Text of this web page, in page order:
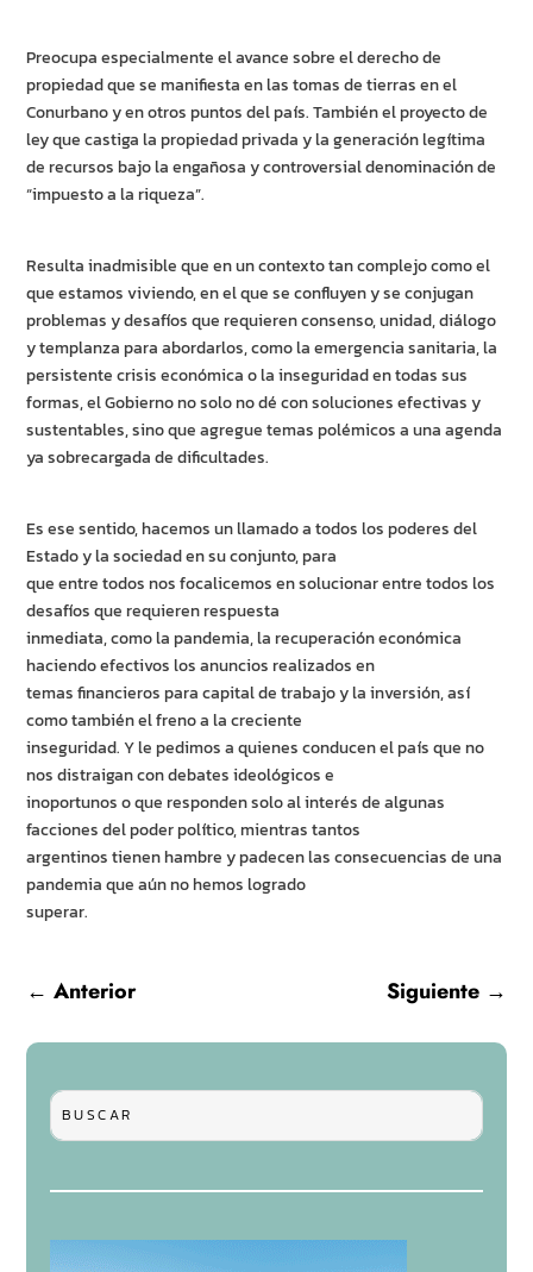
Preocupa especialmente el avance sobre el derecho de
propiedad que se manifiesta en las tomas de tierras en el
Conurbano y en otros puntos del país. También el proyecto de
ley que castiga la propiedad privada y la generación legítima
de recursos bajo la engañosa y controversial denominación de
“impuesto a la riqueza”.
Resulta inadmisible que en un contexto tan complejo como el
que estamos viviendo, en el que se confluyen y se conjugan
problemas y desafíos que requieren consenso, unidad, diálogo
y templanza para abordarlos, como la emergencia sanitaria, la
persistente crisis económica o la inseguridad en todas sus
formas, el Gobierno no solo no dé con soluciones efectivas y
sustentables, sino que agregue temas polémicos a una agenda
ya sobrecargada de dificultades.
Es ese sentido, hacemos un llamado a todos los poderes del
Estado y la sociedad en su conjunto, para
que entre todos nos focalicemos en solucionar entre todos los
desafíos que requieren respuesta
inmediata, como la pandemia, la recuperación económica
haciendo efectivos los anuncios realizados en
temas financieros para capital de trabajo y la inversión, así
como también el freno a la creciente
inseguridad. Y le pedimos a quienes conducen el país que no
nos distraigan con debates ideológicos e
inoportunos o que responden solo al interés de algunas
facciones del poder político, mientras tantos
argentinos tienen hambre y padecen las consecuencias de una
pandemia que aún no hemos logrado
superar.
←Anterior Siguiente→